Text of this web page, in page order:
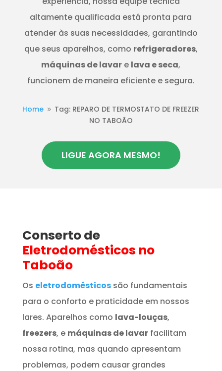
altamente qualificada está pronta para
atender às suas necessidades, garantindo
que seus aparelhos, como refrigeradores,
máquinas de lavar e lava e seca,
funcionem de maneira eficiente e segura.
Home 9 Tag: REPARO DE TERMOSTATO DE FREEZER
NO TABOÃO
LIGUE AGORA MESMO!
Conserto de
Eletrodomésticos no
Taboão
Os eletrodomésticos são fundamentais
para o conforto e praticidade em nossos
lares. Aparelhos como lava-louças,
freezers, e máquinas de lavarfacilitam
nossa rotina, mas quando apresentam
problemas, podem causar grandes